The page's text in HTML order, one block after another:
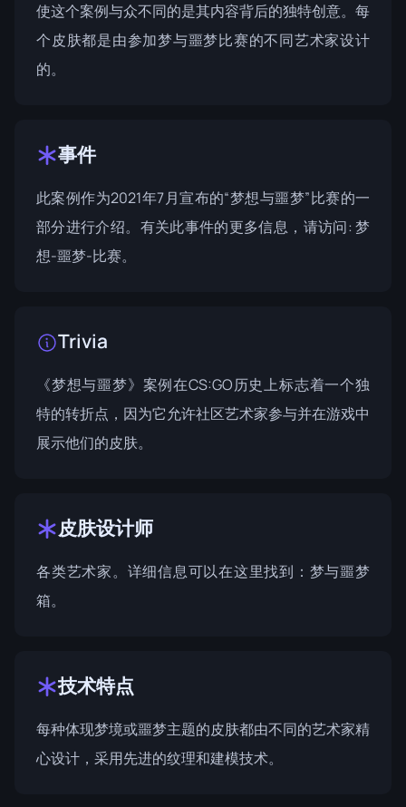
使这个案例与众不同的是其内容背后的独特创意。每
个皮肤都是由参加梦与噩梦比赛的不同艺术家设计
的。
事件
此案例作为2021年7月宣布的“梦想与噩梦”比赛的一
部分进行介绍。有关此事件的更多信息，请访问: 梦
想-噩梦-比赛。
Trivia
《梦想与噩梦》案例在CS:GO历史上标志着一个独
特的转折点，因为它允许社区艺术家参与并在游戏中
展示他们的皮肤。
皮肤设计师
各类艺术家。详细信息可以在这里找到： 梦与噩梦
箱。
技术特点
每种体现梦境或噩梦主题的皮肤都由不同的艺术家精
心设计，采用先进的纹理和建模技术。